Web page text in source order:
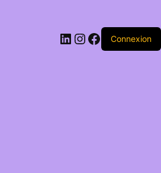
LinkedIn
Instagram
Facebook
Connexion